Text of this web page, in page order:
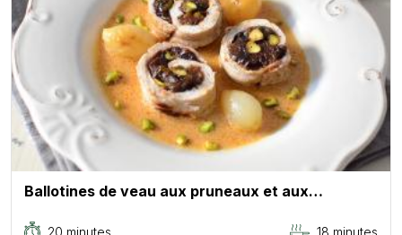
Ballotines de veau aux pruneaux et aux…
20 minutes 18 minutes